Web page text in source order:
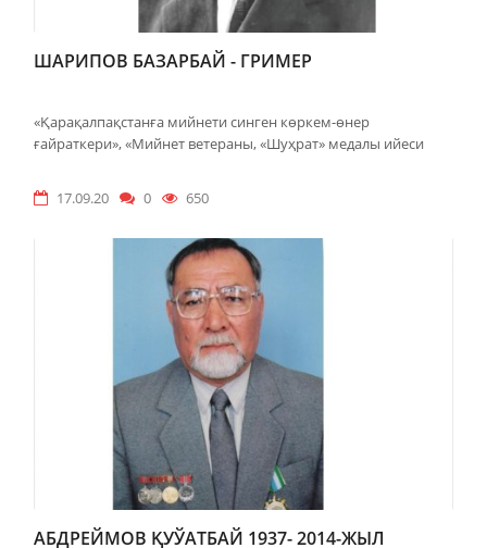
ШАРИПОВ БАЗАРБАЙ - ГРИМЕР
«Қарақалпақстанға мийнети синген көркем-өнер
ғайраткери», «Мийнет ветераны, «Шуҳрат» медалы ийеси
17.09.20 0 650
АБДРЕЙМОВ ҚУЎАТБАЙ 1937- 2014-ЖЫЛ